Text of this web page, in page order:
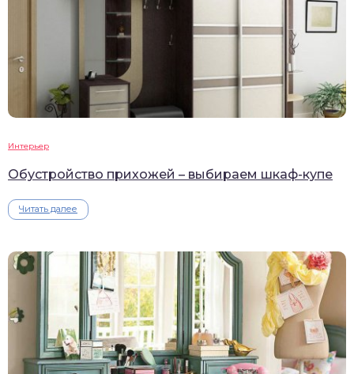
Интерьер
Обустройство прихожей – выбираем шкаф-купе
Читать далее